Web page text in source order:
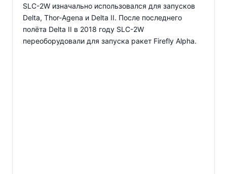
SLC-2W изначально использовался для запусков
Delta, Thor-Agena и Delta II. После последнего
полёта Delta II в 2018 году SLC-2W
переоборудовали для запуска ракет Firefly Alpha.